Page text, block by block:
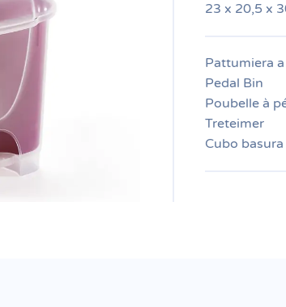
23 x 20,5 x
Pattumiera
Pedal Bin
Poubelle à
Treteimer
Cubo